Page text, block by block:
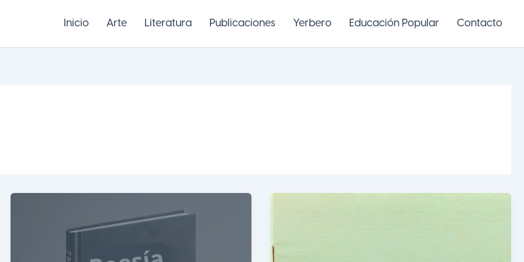
Inicio Arte Literatura Publicaciones Yerbero Educación Popular Contacto